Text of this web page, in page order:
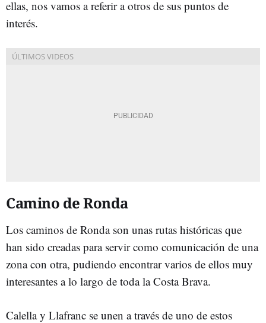
ellas, nos vamos a referir a otros de sus puntos de
interés.
Camino de Ronda
Los caminos de Ronda son unas rutas históricas que
han sido creadas para servir como comunicación de una
zona con otra, pudiendo encontrar varios de ellos muy
interesantes a lo largo de toda la Costa Brava.
Calella y Llafranc se unen a través de uno de estos